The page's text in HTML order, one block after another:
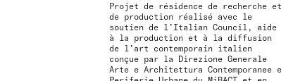
Projet de résidence de recherche et
de production réalisé avec le
soutien de l’Italian Council, aide
à la production et à la diffusion
de l’art contemporain italien
conçue par la Direzione Generale
Arte e Architettura Contemporanee e